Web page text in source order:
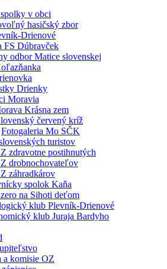
v obci
hasičský zbor
Drienové
FS Dúbravček
odbor Matice slovenskej
Drienky
Moravia
Krásna zem
červený kríž
Fotogaleria Mo SČK
turistov
zdravotne postihnutých
drobnochovateľov
záhradkárov
spolok Kaňa
na Sihoti deťom
klub Plevník-Drienové
klub Juraja Bardyho
a komisie OZ